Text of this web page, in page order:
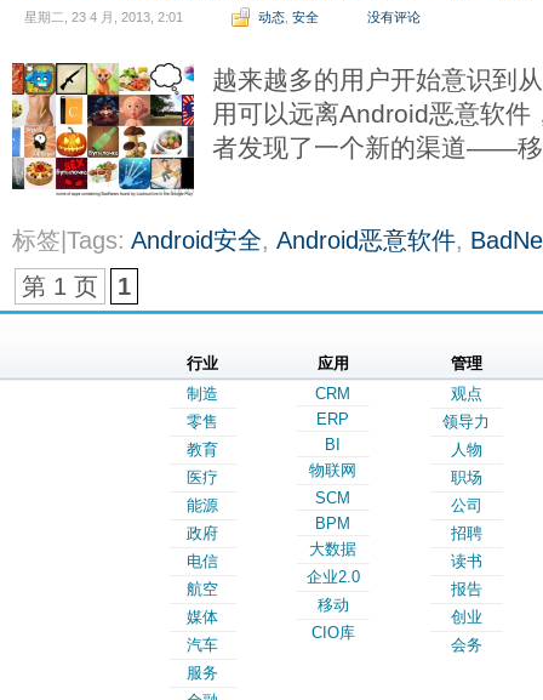
星期二, 23 4 月, 2013, 2:01 动态 安全 没有评论
越来越多的用户开始意识到
用可以远离Android恶意软件
者发现了一个新的渠道——
标签|Tags: Android安全, Android恶意软件,
第 1 页
1
行业
制造
零售
教育
医疗
能源
政府
电信
航空
媒体
汽车
服务
应用
CRM
ERP
BI
物联网
SCM
BPM
大数据
企业2.0
移动
CIO库
管理
观点
领导力
人物
职场
公司
招聘
读书
报告
创业
会务